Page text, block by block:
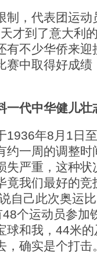
，代表团运动
才到了意大利
有不少华侨来迎
赛中取得好成绩
一代中华健儿壮
年8月1日至
约一周的调整
失严重，这种
竟我们最好的
自己此次奥运
48个运动员参
球和我，44米
，确实是个打击